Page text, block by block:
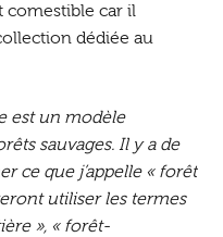
comestible car il
dédiée au
est un modèle
sauvages. Il y a de
ce que j’appelle « forêt
utiliser les termes
», « forêt-